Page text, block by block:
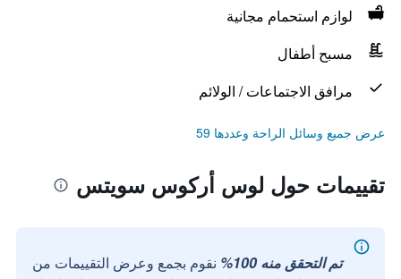
لوازم استحمام مجانية
مسبح أطفال
مرافق الاجتماعات / الولائم
عرض جميع وسائل الراحة وعددها 59
تقييمات حول لوس أركوس سويتس
تم التحقق منه 100%
نقوم بجمع وعرض التقييمات من